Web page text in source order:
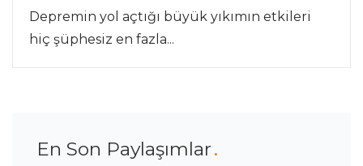
Depremin yol açtığı büyük yıkımın etkileri
hiç şüphesiz en fazla...
En Son Paylaşımlar